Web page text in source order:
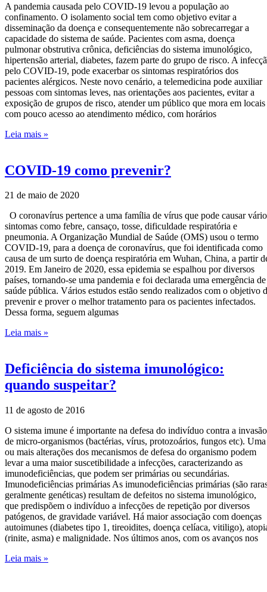
A pandemia causada pelo COVID-19 levou a população ao
confinamento. O isolamento social tem como objetivo evitar a
disseminação da doença e consequentemente não sobrecarregar a
capacidade do sistema de saúde. Pacientes com asma, doença
pulmonar obstrutiva crônica, deficiências do sistema imunológico,
hipertensão arterial, diabetes, fazem parte do grupo de risco. A
pelo COVID-19, pode exacerbar os sintomas respiratórios dos
pacientes alérgicos. Neste novo cenário, a telemedicina pode auxiliar
pessoas com sintomas leves, nas orientações aos pacientes, evitar a
exposição de grupos de risco, atender um público que mora em locais
com pouco acesso ao atendimento médico, com horários
Leia mais »
COVID-19 como prevenir?
21 de maio de 2020
O coronavírus pertence a uma família de vírus que pode causar
sintomas como febre, cansaço, tosse, dificuldade respiratória e
pneumonia. A Organização Mundial de Saúde (OMS) usou o termo
COVID-19, para a doença de coronavírus, que foi identificada como
causa de um surto de doença respiratória em Wuhan, China, a partir
2019. Em Janeiro de 2020, essa epidemia se espalhou por diversos
países, tornando-se uma pandemia e foi declarada uma emergência de
saúde pública. Vários estudos estão sendo realizados com o objetivo
prevenir e prover o melhor tratamento para os pacientes infectados.
Dessa forma, seguem algumas
Leia mais »
Deficiência do sistema imunológico:
quando suspeitar?
11 de agosto de 2016
O sistema imune é importante na defesa do indivíduo contra a invasão
de micro-organismos (bactérias, vírus, protozoários, fungos etc). Uma
ou mais alterações dos mecanismos de defesa do organismo podem
levar a uma maior suscetibilidade a infecções, caracterizando as
imunodeficiências, que podem ser primárias ou secundárias.
Imunodeficiências primárias As imunodeficiências primárias (são
geralmente genéticas) resultam de defeitos no sistema imunológico,
que predispõem o indivíduo a infecções de repetição por diversos
patógenos, de gravidade variável. Há maior associação com doenças
autoimunes (diabetes tipo 1, tireoidites, doença celíaca, vitiligo),
(rinite, asma) e malignidade. Nos últimos anos, com os avanços nos
Leia mais »